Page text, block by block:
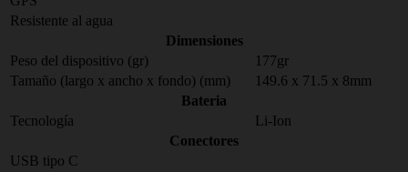
Resistente al agua
Dimensiones
Peso del dispositivo (gr)
177gr
Tamaño (largo x ancho x fondo) (mm)
149.6 x 71.5 x 8mm
Bateria
Tecnología
Li-Ion
Conectores
USB tipo C